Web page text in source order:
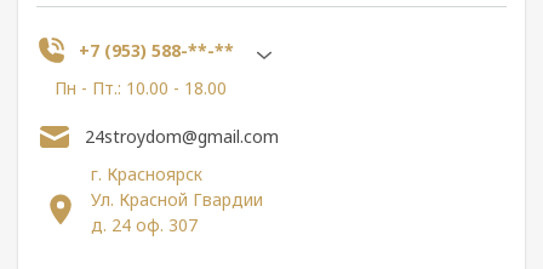
+7 (953) 588-**-**
Пн - Пт.: 10.00 - 18.00
г. Красноярск
Ул. Красной Гвардии
д. 24 оф. 307
24stroydom@gmail.com